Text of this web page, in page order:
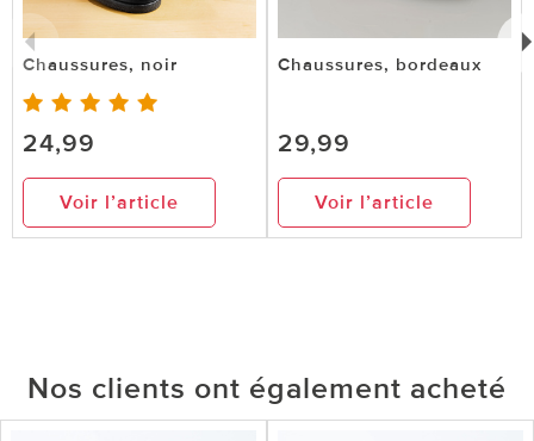
Chaussures, noir
24,99
Voir l’article
Chaussures, bordeaux
29,99
Voir l’article
Nos clients ont également acheté